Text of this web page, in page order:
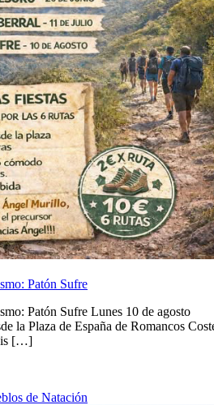
Patón Sufre
Patón Sufre Lunes 10 de agosto
la Plaza de España de Romancos
[…]
de Natación